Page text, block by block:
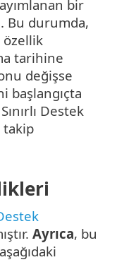
bir
. Bu durumda,
özellik
tarihine
değişse
başlangıçta
Destek
takip
Ayrıca, bu